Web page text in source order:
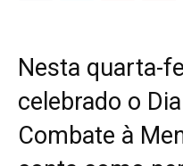
Nesta quarta-
celebrado o
Combate à